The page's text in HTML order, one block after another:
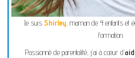
Je suis Shirley, maman de 4 enfants et
formation.
Passionné de parentalité, j’ai à cœur d’